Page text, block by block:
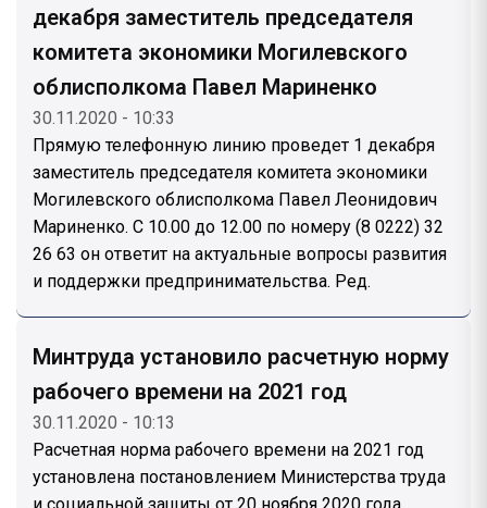
декабря заместитель председателя
комитета экономики Могилевского
облисполкома Павел Мариненко
30.11.2020 - 10:33
Прямую телефонную линию проведет 1 декабря
заместитель председателя комитета экономики
Могилевского облисполкома Павел Леонидович
Мариненко. С 10.00 до 12.00 по номеру (8 0222) 32
26 63 он ответит на актуальные вопросы развития
и поддержки предпринимательства. Ред.
Минтруда установило расчетную норму
рабочего времени на 2021 год
30.11.2020 - 10:13
Расчетная норма рабочего времени на 2021 год
установлена постановлением Министерства труда